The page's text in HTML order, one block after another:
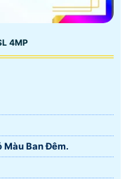
4MP
Màu Ban Ðêm.